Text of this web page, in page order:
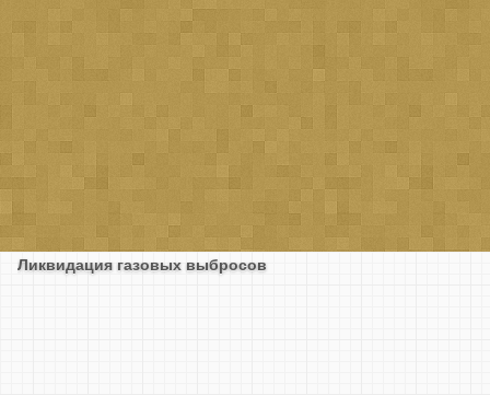
Ликвидация газовых выбросов